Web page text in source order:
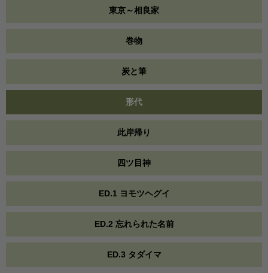
東京～相良家
巻物
炭と筆
形代
此岸帰り
四ツ目神
ED.1 ヨモツヘグイ
ED.2 忘れられた名前
ED.3 タダイマ